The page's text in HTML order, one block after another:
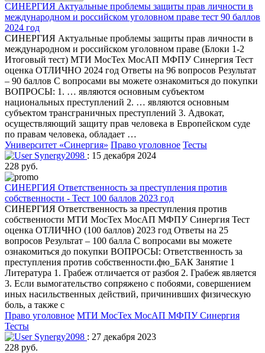
СИНЕРГИЯ Актуальные проблемы защиты прав личности в
международном и российском уголовном праве тест 90 баллов
2024 год
СИНЕРГИЯ Актуальные проблемы защиты прав личности в
международном и российском уголовном праве (Блоки 1-2
Итоговый тест) МТИ МосТех МосАП МФПУ Синергия Тест
оценка ОТЛИЧНО 2024 год Ответы на 96 вопросов Результат
– 90 баллов С вопросами вы можете ознакомиться до покупки
ВОПРОСЫ: 1. … являются основным субъектом
национальных преступлений 2. … являются основным
субъектом трансграничных преступлений 3. Адвокат,
осуществляющий защиту прав человека в Европейском суде
по правам человека, обладает …
Университет «Синергия» Право уголовное Тесты
Synergy2098 : 15 декабря 2024
228 руб.
СИНЕРГИЯ Ответственность за преступления против
собственности - Тест 100 баллов 2023 год
СИНЕРГИЯ Ответственность за преступления против
собственности МТИ МосТех МосАП МФПУ Синергия Тест
оценка ОТЛИЧНО (100 баллов) 2023 год Ответы на 25
вопросов Результат – 100 балла С вопросами вы можете
ознакомиться до покупки ВОПРОСЫ: Ответственность за
преступления против собственности.фю_БАК Занятие 1
Литература 1. Грабеж отличается от разбоя 2. Грабеж является
3. Если вымогательство сопряжено с побоями, совершением
иных насильственных действий, причинивших физическую
боль, а также с
Право уголовное МТИ МосТех МосАП МФПУ Синергия
Тесты
Synergy2098 : 27 декабря 2023
228 руб.